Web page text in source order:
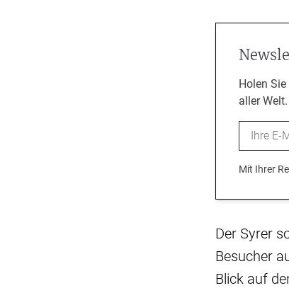
Holen
aller Welt.
Email
Mit Ihrer
Der Syrer
Besucher
Blick auf